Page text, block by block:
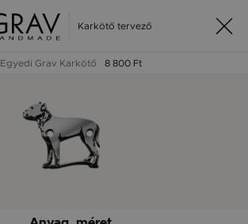
Karkötő tervező
Egyedi Grav Karkötő 8 800 Ft